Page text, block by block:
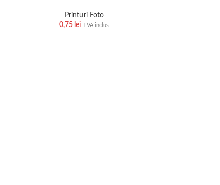
Printuri Foto
0,75 lei TVA inclus